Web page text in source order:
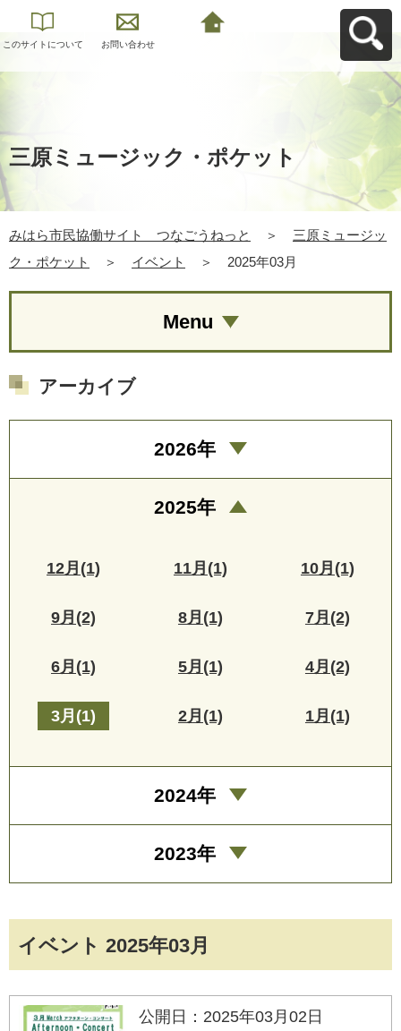
このサイトについて お問い合わせ
三原ミュージック・ポケット
みはら市民協働サイト つなごうねっと ＞
三原ミュージッ
ク・ポケット
＞ イベント ＞ 2025年03月
イベント 2025年03月
公開日：2025年03月02日
Menu
アーカイブ
2026年
2025年
12月(1) 11月(1) 10月(1)
9月(2) 8月(1) 7月(2)
6月(1) 5月(1) 4月(2)
3月(1) 2月(1) 1月(1)
2024年
2023年